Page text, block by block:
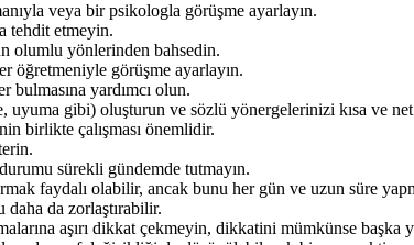
veya bir psikologla görüşme ayarlayın.
tehdit etmeyin.
olumlu yönlerinden bahsedin.
öğretmeniyle görüşme ayarlayın.
bulmasına yardımcı olun.
uyuma gibi) oluşturun ve sözlü yönergelerinizi kısa ve
birlikte çalışması önemlidir.
sürekli gündemde tutmayın.
faydalı olabilir, ancak bunu her gün ve uzun süre
da zorlaştırabilir.
aşırı dikkat çekmeyin, dikkatini mümkünse başka